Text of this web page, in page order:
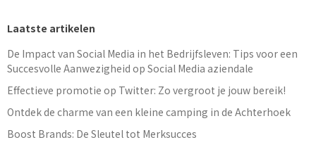
Laatste artikelen
De Impact van Social Media in het Bedrijfsleven: Tips voor een
Succesvolle Aanwezigheid op Social Media aziendale
Effectieve promotie op Twitter: Zo vergroot je jouw bereik!
Ontdek de charme van een kleine camping in de Achterhoek
Boost Brands: De Sleutel tot Merksucces